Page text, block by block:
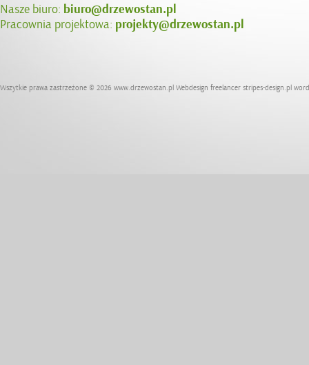
Nasze biuro: biuro@drzewostan.pl
Pracownia projektowa: projekty@drzewostan.pl
Wszytkie prawa zastrzeżone © 2026 www.drzewostan.pl Webdesign freelancer stripes-design.pl